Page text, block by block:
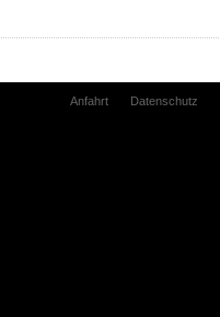
Anfahrt Datenschutz